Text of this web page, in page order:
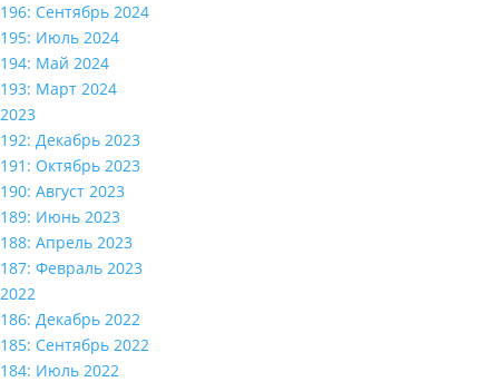
196: Сентябрь 2024
195: Июль 2024
194: Май 2024
193: Март 2024
2023
192: Декабрь 2023
191: Октябрь 2023
190: Август 2023
189: Июнь 2023
188: Апрель 2023
187: Февраль 2023
2022
186: Декабрь 2022
185: Сентябрь 2022
184: Июль 2022